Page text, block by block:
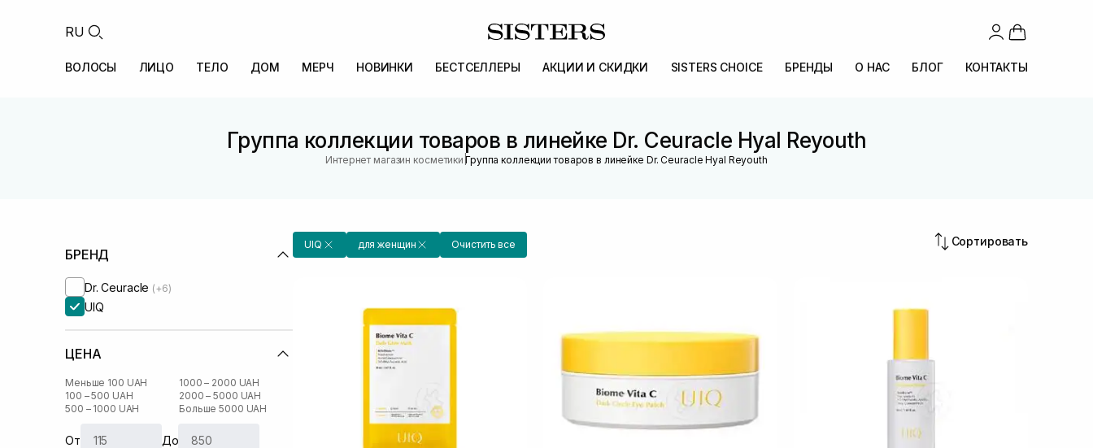
RU
ВОЛОСЫ ЛИЦО ТЕЛО ДОМ МЕРЧ НОВИНКИ БЕСТСЕЛЛЕРЫ АКЦИИ И СКИДКИ SISTERS CHOICE БРЕНДЫ О НАС БЛОГ КОНТАКТЫ
Группа коллекции товаров в линейке Dr. Ceuracle Hyal Reyouth
Интернет магазин косметики |Группа коллекции товаров в линейке Dr. Ceuracle Hyal Reyouth
БРЕНД
Dr. Ceuracle (+6)
UIQ
ЦЕНА
Меньше 100 UAH
100 – 500 UAH
500 – 1000 UAH
1000 – 2000 UAH
2000 – 5000 UAH
Больше 5000 UAH
От До
UIQ для женщин Очистить все Сортировать